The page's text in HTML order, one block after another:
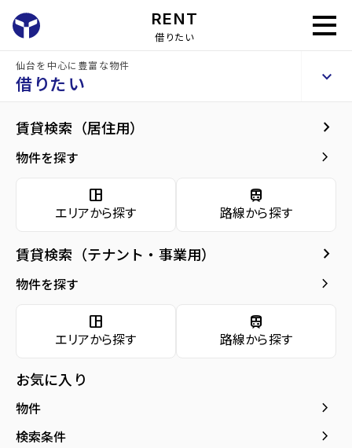
RENT
借りたい
仙台を中心に豊富な物件
借りたい keyboard_arrow_up
賃貸検索（居住用） keyboard_arrow_right
物件を探す keyboard_arrow_right
space_dashboard
エリアから探す
train
路線から探す
賃貸検索（テナント・事業用） keyboard_arrow_right
物件を探す keyboard_arrow_right
space_dashboard
エリアから探す
train
路線から探す
お気に入り
物件 keyboard_arrow_right
検索条件 keyboard_arrow_right
貸店舗・事務所 シンエイビル
建物概要
現在募集中の物件arrow_forward
arrow_forward
地図・周辺環境 arrow_forward
シンエイビル
アクセス
仙台市営バス バス停『長命ケ丘三丁目西』
仙台市地下鉄南北線/北仙台駅 徒歩65分
詳細情報